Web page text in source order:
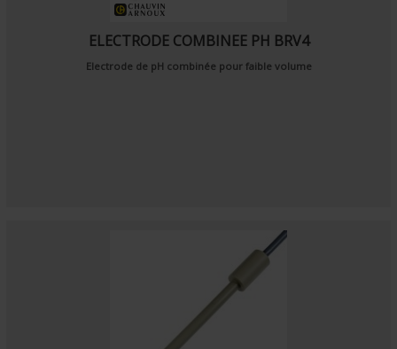
ELECTRODE COMBINEE PH BRV4
Electrode de pH combinée pour faible volume